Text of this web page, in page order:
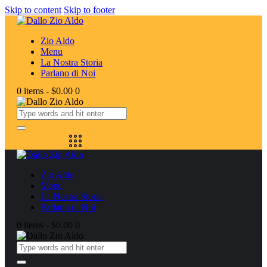
Skip to content Skip to footer
Zio Aldo
Menu
La Nostra Storia
Parlano di Noi
0 items - $0.00 0
Zio Aldo
Menu
La Nostra Storia
Parlano di Noi
0 items - $0.00 0